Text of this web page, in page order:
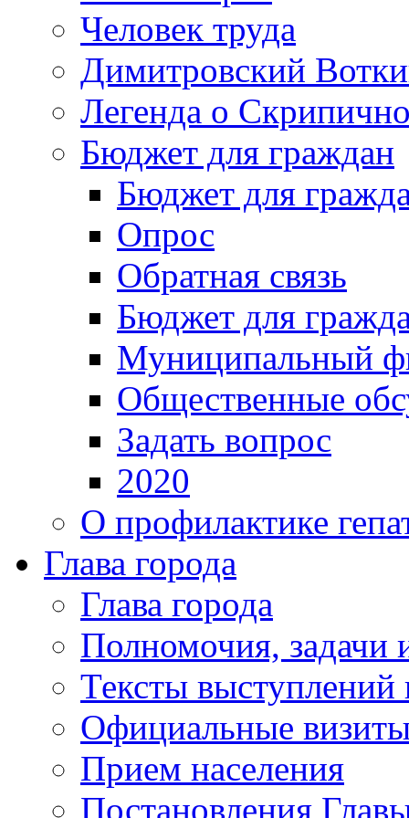
Человек труда
Димитровский
Легенда о
Бюджет для граждан
Бюджет для
Опрос
Обратная связь
Бюджет для
Муниципальный
Общественные
Задать вопрос
2020
О профилактике
Глава города
Глава города
Полномочия, задачи
Тексты выступлений
Официальные
Прием населения
Постановления